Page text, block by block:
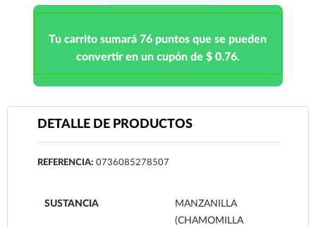
Tu carrito sumará 76 puntos que se pueden
convertir en un cupón de $ 0.76.
DETALLE DE PRODUCTOS
REFERENCIA: 0736085278507
SUSTANCIA
MANZANILLA
(CHAMOMILLA